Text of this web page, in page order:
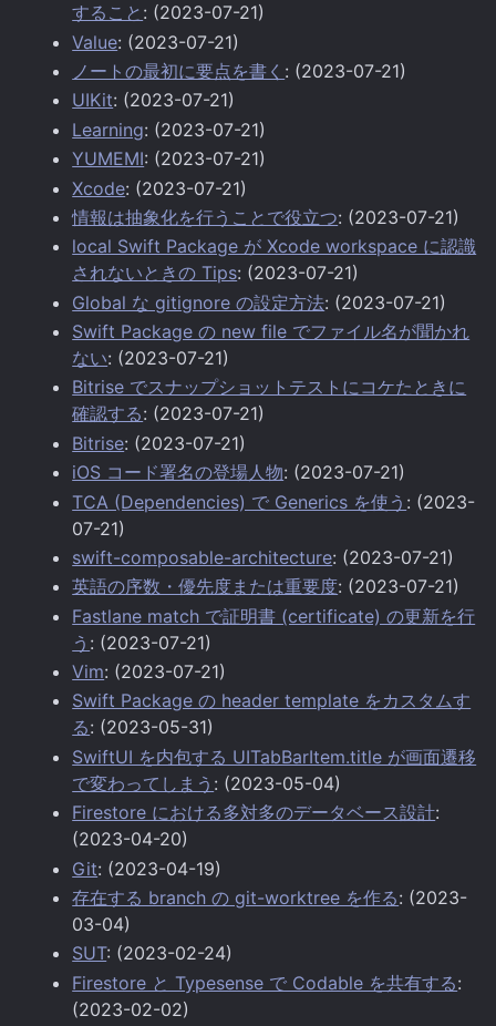
すること : (2023-07-21)
Value: (2023-07-21)
ノートの最初に要点を書く : (2023-07-21)
UIKit: (2023-07-21)
Learning: (2023-07-21)
YUMEMI: (2023-07-21)
Xcode: (2023-07-21)
情報は抽象化を行うことで役立つ: (2023-07-21)
local Swift Package が Xcode workspace に認識
されないときの Tips: (2023-07-21)
Global な gitignore の設定方法: (2023-07-21)
Swift Package の new file でファイル名が聞かれ
ない: (2023-07-21)
Bitrise でスナップショットテストにコケたときに
確認する: (2023-07-21)
Bitrise: (2023-07-21)
iOS コード署名の登場人物: (2023-07-21)
TCA (Dependencies) で Generics を使う : (2023-
07-21)
swift-composable-architecture: (2023-07-21)
英語の序数・優先度または重要度: (2023-07-21)
Fastlane match で証明書 (certificate) の更新を行
う : (2023-07-21)
Vim: (2023-07-21)
Swift Package の header template をカスタムす
る: (2023-05-31)
SwiftUI を内包する UITabBarItem.title が画面遷移
で変わってしまう : (2023-05-04)
Firestore における多対多のデータベース設計:
(2023-04-20)
Git: (2023-04-19)
存在する branch の git-worktree を作る: (2023-
03-04)
SUT: (2023-02-24)
Firestore と Typesense で Codable を共有する:
(2023-02-02)